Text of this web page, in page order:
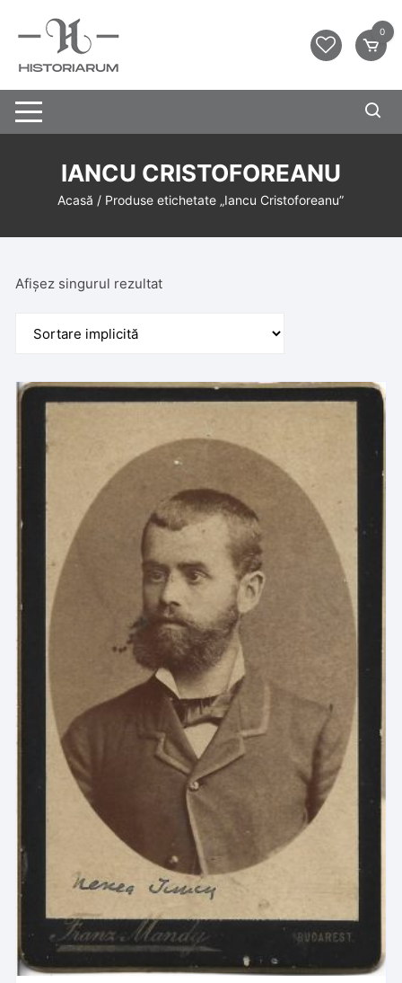
0
IANCU CRISTOFOREANU
Acasă / Produse etichetate „Iancu Cristoforeanu”
Afișez singurul rezultat